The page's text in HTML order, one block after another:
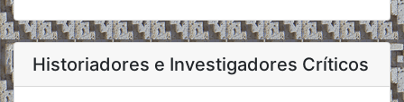
Historiadores e Investigadores Críticos